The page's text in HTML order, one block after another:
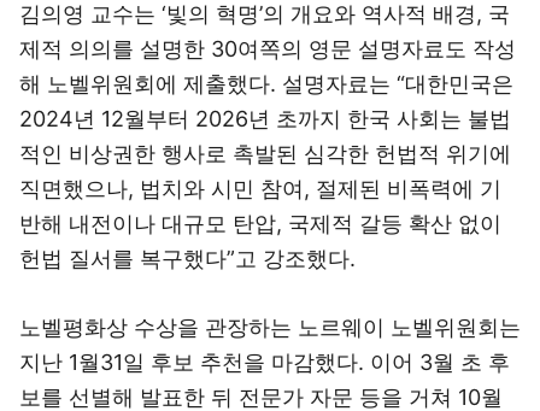
김의영 교수는 ‘빛의 혁명’의 개요와 역사적 배경, 국
제적 의의를 설명한 30여쪽의 영문 설명자료도 작성
해 노벨위원회에 제출했다. 설명자료는 “대한민국은
2024년 12월부터 2026년 초까지 한국 사회는 불법
적인 비상권한 행사로 촉발된 심각한 헌법적 위기에
직면했으나, 법치와 시민 참여, 절제된 비폭력에 기
반해 내전이나 대규모 탄압, 국제적 갈등 확산 없이
헌법 질서를 복구했다”고 강조했다.
노벨평화상 수상을 관장하는 노르웨이 노벨위원회는
지난 1월31일 후보 추천을 마감했다. 이어 3월 초 후
보를 선별해 발표한 뒤 전문가 자문 등을 거쳐 10월